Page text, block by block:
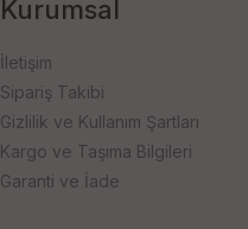
Kurumsal
İletişim
Sipariş Takibi
Gizlilik ve Kullanım Şartları
Kargo ve Taşıma Bilgileri
Garanti ve İade